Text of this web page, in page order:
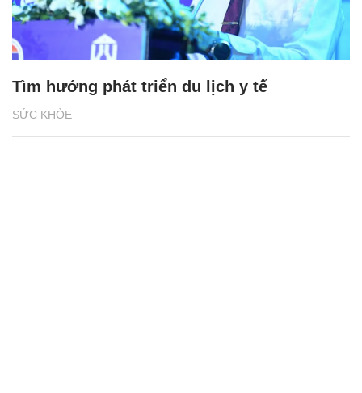
SỨC KHỎE
Tìm hướng phát triển du lịch y tế